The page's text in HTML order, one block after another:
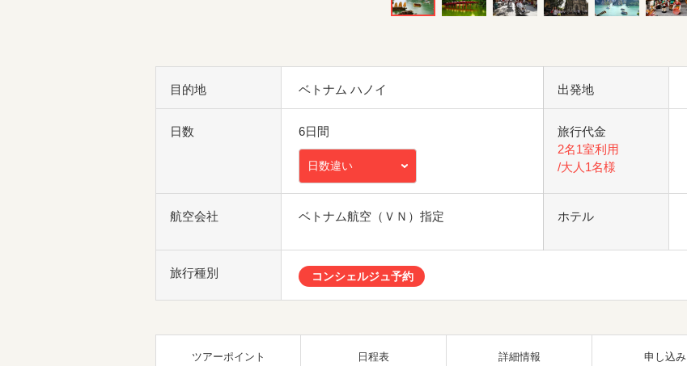
目的地 ベトナム ハノイ 出発地
日数 6日間
日数違い
旅行代金
2名1室利用
/大人1名様
航空会社 ベトナム航空（ＶＮ）指定 ホテル
旅行種別 コンシェルジュ予約
ツアーポイント 日程表 詳細情報 申し込み